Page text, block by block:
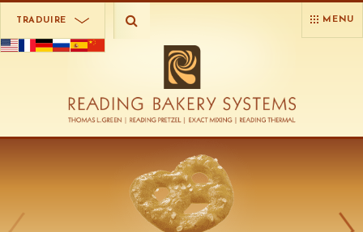
TRADUIRE MENU